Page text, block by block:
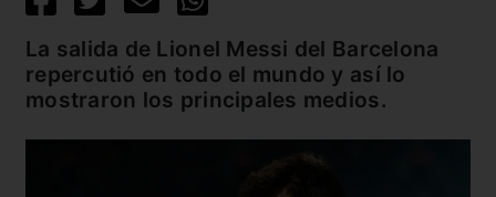
La salida de Lionel Messi del Barcelona
repercutió en todo el mundo y así lo
mostraron los principales medios.